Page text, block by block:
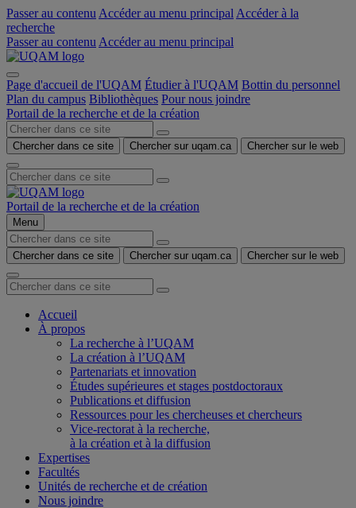
Passer au contenu Accéder au menu principal Accéder à la
recherche
Passer au contenu Accéder au menu principal
Page d'accueil de l'UQAM Étudier à l'UQAM Bottin du personnel
Plan du campus Bibliothèques Pour nous joindre
Portail de la recherche et de la création
Chercher dans ce site Chercher sur uqam.ca Chercher sur le web
Portail de la recherche et de la création
Menu
Chercher dans ce site Chercher sur uqam.ca Chercher sur le web
Accueil
À propos
La recherche à l’UQAM
La création à l’UQAM
Partenariats et innovation
Études supérieures et stages postdoctoraux
Publications et diffusion
Ressources pour les chercheuses et chercheurs
Vice-rectorat à la recherche,
à la création et à la diffusion
Expertises
Facultés
Unités de recherche et de création
Nous joindre